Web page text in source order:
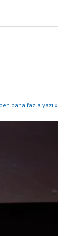
daha fazla yazı »